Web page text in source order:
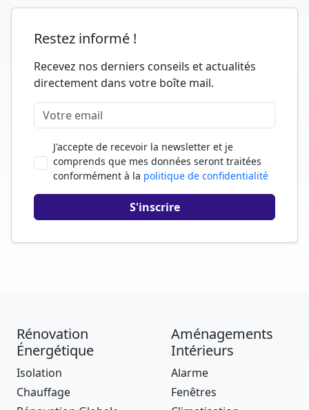
Restez informé !
Recevez nos derniers conseils et actualités
directement dans votre boîte mail.
J'accepte de recevoir la newsletter et je
comprends que mes données seront traitées
conformément à la politique de confidentialité
Rénovation
Énergétique
Isolation
Chauffage
Aménagements
Intérieurs
Alarme
Fenêtres